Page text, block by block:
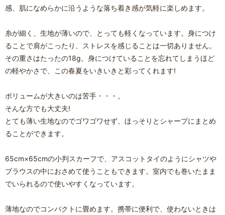
感、肌になめらかに沿うような落ち着き感が気軽に楽しめます。
糸が細く、生地が薄いので、とっても軽くなっています。身につけ
ることで肩がこったり、ストレスを感じることは一切ありません。
その重さはたったの18g。身につけていることを忘れてしまうほど
の軽やかさで、この春夏をいきいきと彩ってくれます!
ボリュームが大きいのは苦手・・・。
そんな方でも大丈夫!
とても薄い生地なのでゴワゴワせず、ほっそりとシャープにまとめ
ることができます。
65cm×65cmの小判スカーフで、アスコットタイのようにシャツや
ブラウスの中におさめて使うこともできます。室内でも巻いたまま
でいられるので使いやすくなっています。
薄地なのでコンパクトに畳めます。携帯に便利で、使わないときは